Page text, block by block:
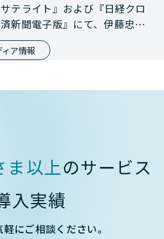
テライト』および『日経クロ
新聞電子版』にて、伊藤忠商
報じられました
ィア情報
ま以上のサービス
入実績
にご相談ください。